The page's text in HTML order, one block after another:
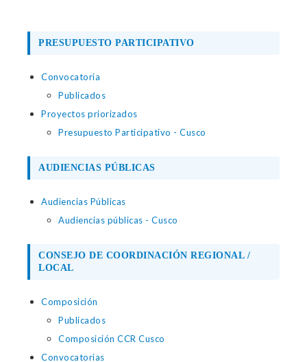
PRESUPUESTO PARTICIPATIVO
Convocatoria
Publicados
Proyectos priorizados
Presupuesto Participativo - Cusco
AUDIENCIAS PÚBLICAS
Audiencias Públicas
Audiencias públicas - Cusco
CONSEJO DE COORDINACIÓN REGIONAL /
LOCAL
Composición
Publicados
Composición CCR Cusco
Convocatorias